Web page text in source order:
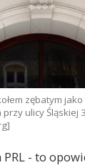
zębatym
ulicy Śląskiej
PRL - to